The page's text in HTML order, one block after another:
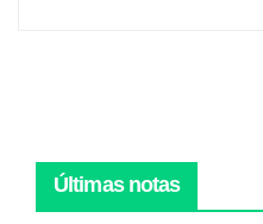
Últimas notas